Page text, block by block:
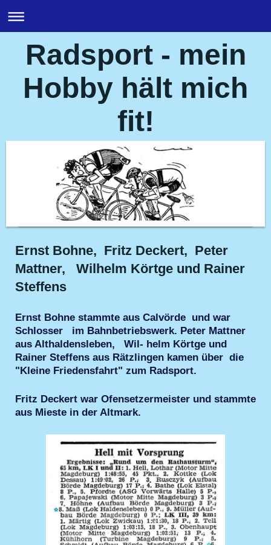
Radsport - mein
Hobby hält mich
fit!
Ernst Bohne, Fritz Deckert, Peter
Mattner, Wilhelm Körtge und Rainer
Steffens
Ernst Bohne stammte aus Calvörde und war
Schlosser im Bahnbetriebswerk. Peter Mattner
aus Althaldensleben, Wil- helm Körtge und
Rainer Steffens aus Rätzlingen kamen über die
"Kleine Friedensfahrt" zum Radsport.
Fritz Deckert war Ofensetzermeister und stammte
aus Mieste in der Altmark.